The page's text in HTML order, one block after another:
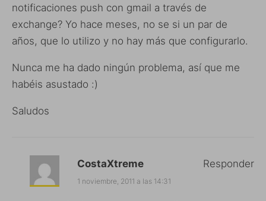
notificaciones push con gmail a través de
exchange? Yo hace meses, no se si un par de
años, que lo utilizo y no hay más que configurarlo.
Nunca me ha dado ningún problema, así que me
habéis asustado :)
Saludos
CostaXtreme
1 noviembre, 2011 a las 14:31
Responder